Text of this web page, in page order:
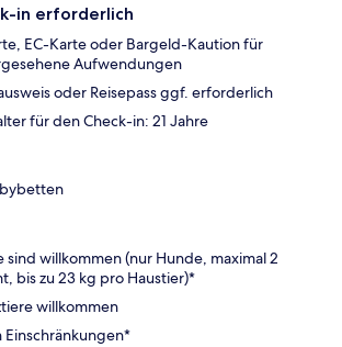
in erforderlich
EC-Karte oder Bargeld-Kaution für
Aufwendungen
oder Reisepass ggf. erforderlich
für den Check-in: 21 Jahre
sind willkommen (nur Hunde, maximal 2
bis zu 23 kg pro Haustier)*
willkommen
Einschränkungen*